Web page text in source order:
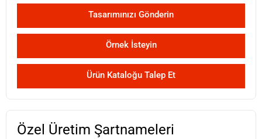
Tasarımınızı Gönderin
Örnek İsteyin
Ürün Kataloğu Talep Et
Özel Üretim Şartnameleri